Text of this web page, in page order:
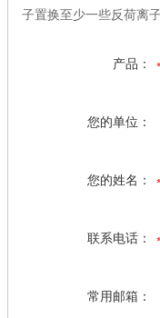
子置换至少一些反荷离
产品：
您的单位：
您的姓名：
联系电话：
常用邮箱：